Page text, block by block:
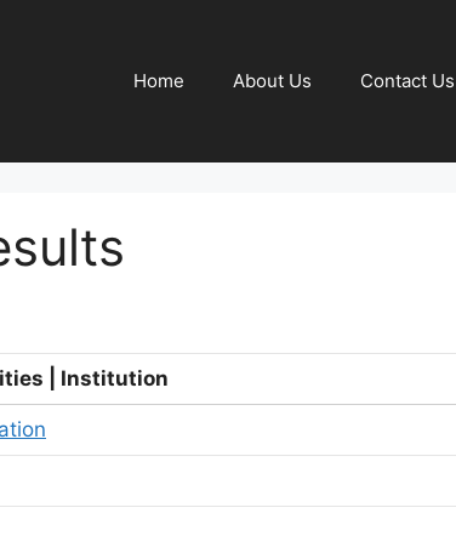
Home About Us Contact Us
| Institution